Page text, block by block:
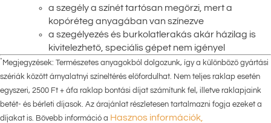
a szegély a színét tartósan megőrzi, mert a
kopóréteg anyagában van színezve
a szegélyezés és burkolatlerakás akár házilag is
kivitelezhető, speciális gépet nem igényel
* Megjegyzések: Természetes anyagokból dolgozunk, így a különböző gyártási
szériák között árnyalatnyi színeltérés előfordulhat. Nem teljes raklap esetén
egyszeri, 2500 Ft + áfa raklap bontási díjat számítunk fel, illetve raklapjaink
betét- és bérleti díjasok. Az árajánlat részletesen tartalmazni fogja ezeket a
díjakat is. Bővebb információ a Hasznos információk,